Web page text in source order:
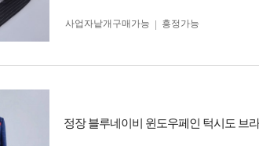
사업자 낱개구매가능 흥정가능
정장 블루네이비 윈도우페인 턱시도 브